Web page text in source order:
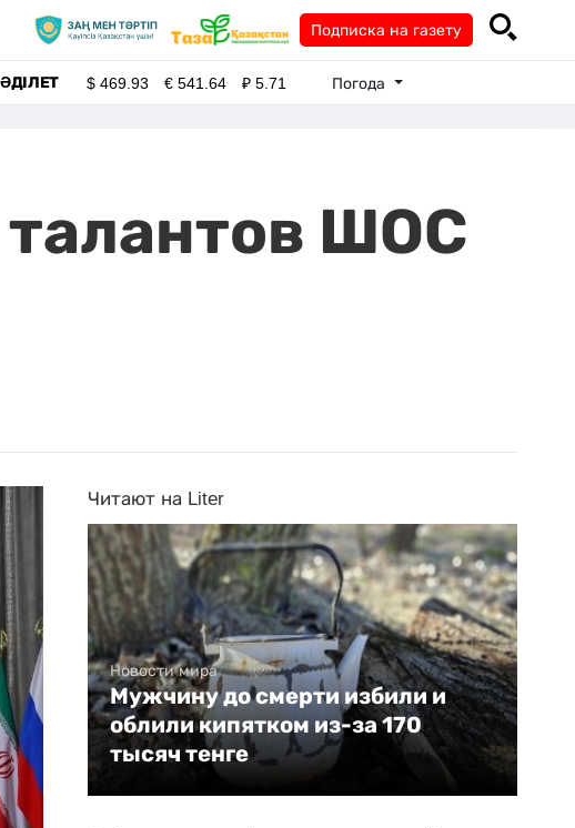
Подписка на газету
ӘДІЛЕТ $469.93 €541.64 ₽5.71 Погода
ШОС
Читают на Liter
Новости мира
Мужчину до смерти избили и
облили кипятком из-за 170
тысяч тенге